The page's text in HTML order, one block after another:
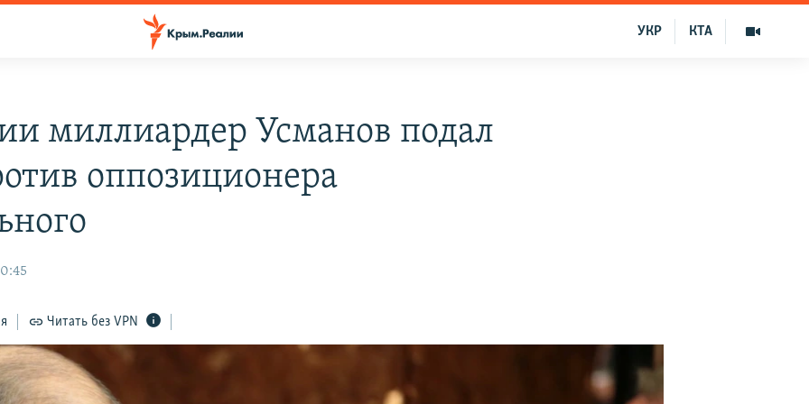
КТА
УКР
миллиардер Усманов подал
оппозиционера
Читать без VPN